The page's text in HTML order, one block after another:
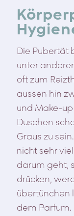
Die Pubertät
unter
oft zum
aussen hin
und Make-
Duschen
Graus zu
nicht sehr
darum geht,
drücken,
übertünchen
dem Parfum.